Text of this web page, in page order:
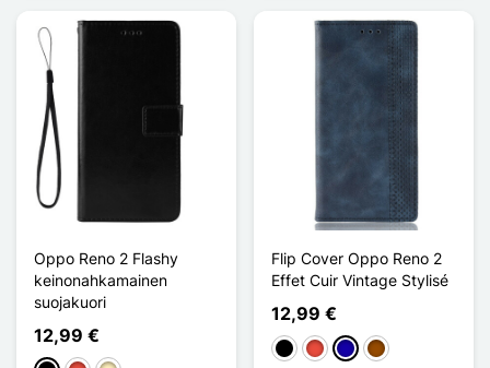
Oppo Reno 2 Flashy
keinonahkamainen
suojakuori
12,99 €
Flip Cover Oppo Reno 2
Effet Cuir Vintage Stylisé
12,99 €
MustaPunainen
Bleu Foncé
Ruskea